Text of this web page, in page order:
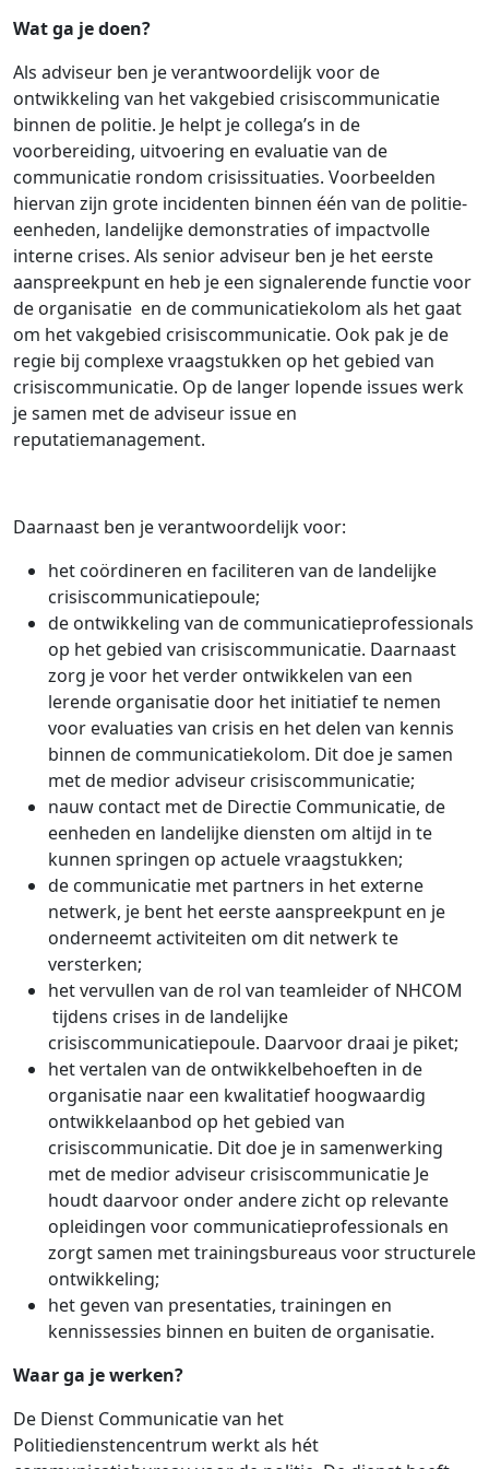
Wat ga je doen?
Als adviseur ben je verantwoordelijk voor de
ontwikkeling van het vakgebied crisiscommunicatie
binnen de politie. Je helpt je collega’s in de
voorbereiding, uitvoering en evaluatie van de
communicatie rondom crisissituaties. Voorbeelden
hiervan zijn grote incidenten binnen één van de politie-
eenheden, landelijke demonstraties of impactvolle
interne crises. Als senior adviseur ben je het eerste
aanspreekpunt en heb je een signalerende functie voor
de organisatie en de communicatiekolom als het gaat
om het vakgebied crisiscommunicatie. Ook pak je de
regie bij complexe vraagstukken op het gebied van
crisiscommunicatie. Op de langer lopende issues werk
je samen met de adviseur issue en
reputatiemanagement.
Daarnaast ben je verantwoordelijk voor:
het coördineren en faciliteren van de landelijke
crisiscommunicatiepoule;
de ontwikkeling van de communicatieprofessionals
op het gebied van crisiscommunicatie. Daarnaast
zorg je voor het verder ontwikkelen van een
lerende organisatie door het initiatief te nemen
voor evaluaties van crisis en het delen van kennis
binnen de communicatiekolom. Dit doe je samen
met de medior adviseur crisiscommunicatie;
nauw contact met de Directie Communicatie, de
eenheden en landelijke diensten om altijd in te
kunnen springen op actuele vraagstukken;
de communicatie met partners in het externe
netwerk, je bent het eerste aanspreekpunt en je
onderneemt activiteiten om dit netwerk te
versterken;
het vervullen van de rol van teamleider of NHCOM
tijdens crises in de landelijke
crisiscommunicatiepoule. Daarvoor draai je piket;
het vertalen van de ontwikkelbehoeften in de
organisatie naar een kwalitatief hoogwaardig
ontwikkelaanbod op het gebied van
crisiscommunicatie. Dit doe je in samenwerking
met de medior adviseur crisiscommunicatie Je
houdt daarvoor onder andere zicht op relevante
opleidingen voor communicatieprofessionals en
zorgt samen met trainingsbureaus voor structurele
ontwikkeling;
het geven van presentaties, trainingen en
kennissessies binnen en buiten de organisatie.
Waar ga je werken?
De Dienst Communicatie van het
Politiedienstencentrum werkt als hét